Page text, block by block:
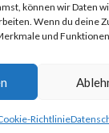
können wir Daten
Wenn du deine
und
Richtlinie